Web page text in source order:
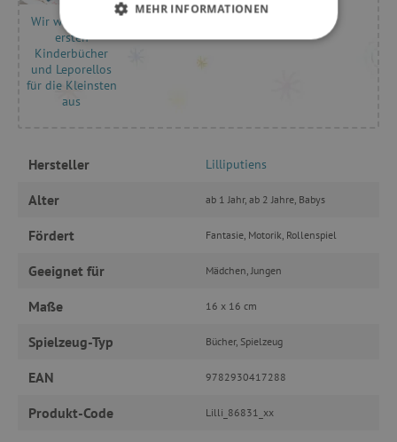
Wir wählen die
ersten
Kinderbücher
und Leporellos
für die Kleinsten
aus
Hersteller Lilliputiens
Alter ab 1 Jahr, ab 2 Jahre, Babys
Fördert Fantasie, Motorik, Rollenspiel
Geeignet für Mädchen, Jungen
Maße 16 x 16 cm
Spielzeug-Typ Bücher, Spielzeug
EAN 9782930417288
Produkt-Code Lilli_86831_xx
MEHR INFORMATIONEN
UNBEDINGT ERFORDERLICH
FUNKTIONALITÄT
Funktionalität
Unbedingt erforderliche Cookies ermöglichen
Benutzeranmeldung und die Kontoverwaltung.
Name